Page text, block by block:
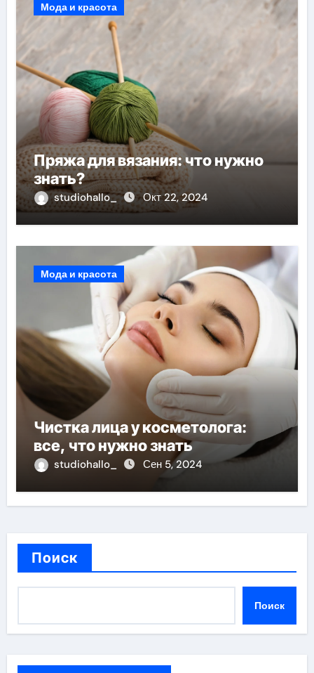
Мода и красота
Пряжа для вязания: что нужно
знать?
studiohallo_ Окт 22, 2024
Мода и красота
Чистка лица у косметолога:
все, что нужно знать
studiohallo_ Сен 5, 2024
Поиск
Поиск